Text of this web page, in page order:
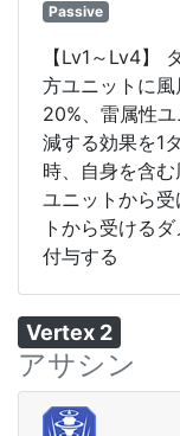
Passive
【Lv1～Lv4】
方ユニットに
20%、雷属性
減する効果を1
時、自身を含
ユニットから
トから受ける
付与する
Vertex 2
アサシン